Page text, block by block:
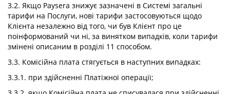
3.2. Якщо Paysera знижує зазначені в Системі загальні
тарифи на Послуги, нові тарифи застосовуються щодо
Клієнта незалежно від того, чи був Клієнт про це
поінформований чи ні, за винятком випадків, коли тарифи
змінені описаним в розділі 11 способом.
3.3. Комісійна плата стягується в наступних випадках:
3.3.1. при здійсненні Платіжної операції;